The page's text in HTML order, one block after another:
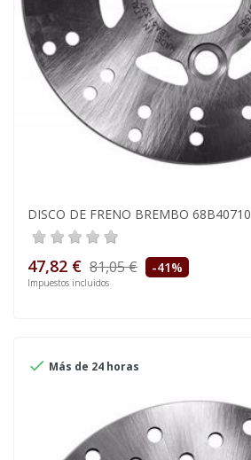
DISCO DE FRENO BREMBO 68B40710
47,82 € 81,05 € -41%
Impuestos incluidos
 Más de 24 horas